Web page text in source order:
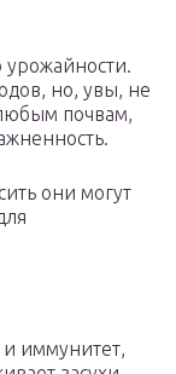
но, увы, не
почвам,
они могут
иммунитет,